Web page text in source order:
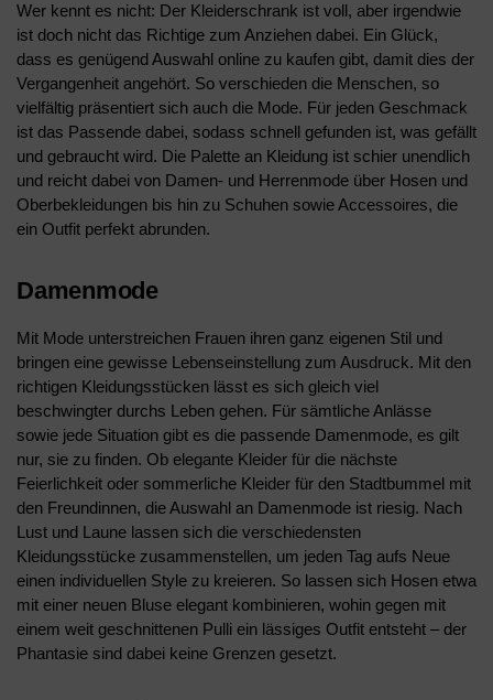
Wer kennt es nicht: Der Kleiderschrank ist voll, aber irgendwie
ist doch nicht das Richtige zum Anziehen dabei. Ein Glück,
dass es genügend Auswahl online zu kaufen gibt, damit dies der
Vergangenheit angehört. So verschieden die Menschen, so
vielfältig präsentiert sich auch die Mode. Für jeden Geschmack
ist das Passende dabei, sodass schnell gefunden ist, was gefällt
und gebraucht wird. Die Palette an Kleidung ist schier unendlich
und reicht dabei von Damen- und Herrenmode über Hosen und
Oberbekleidungen bis hin zu Schuhen sowie Accessoires, die
ein Outfit perfekt abrunden.
Damenmode
Mit Mode unterstreichen Frauen ihren ganz eigenen Stil und
bringen eine gewisse Lebenseinstellung zum Ausdruck. Mit den
richtigen Kleidungsstücken lässt es sich gleich viel
beschwingter durchs Leben gehen. Für sämtliche Anlässe
sowie jede Situation gibt es die passende Damenmode, es gilt
nur, sie zu finden. Ob elegante Kleider für die nächste
Feierlichkeit oder sommerliche Kleider für den Stadtbummel mit
den Freundinnen, die Auswahl an Damenmode ist riesig. Nach
Lust und Laune lassen sich die verschiedensten
Kleidungsstücke zusammenstellen, um jeden Tag aufs Neue
einen individuellen Style zu kreieren. So lassen sich Hosen etwa
mit einer neuen Bluse elegant kombinieren, wohin gegen mit
einem weit geschnittenen Pulli ein lässiges Outfit entsteht – der
Phantasie sind dabei keine Grenzen gesetzt.